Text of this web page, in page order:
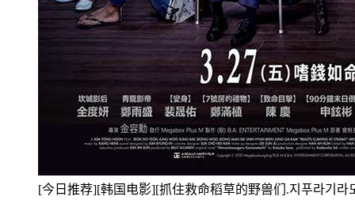
[今日推荐][韩国电影][抓住救命稻草的野兽们.지푸라기라